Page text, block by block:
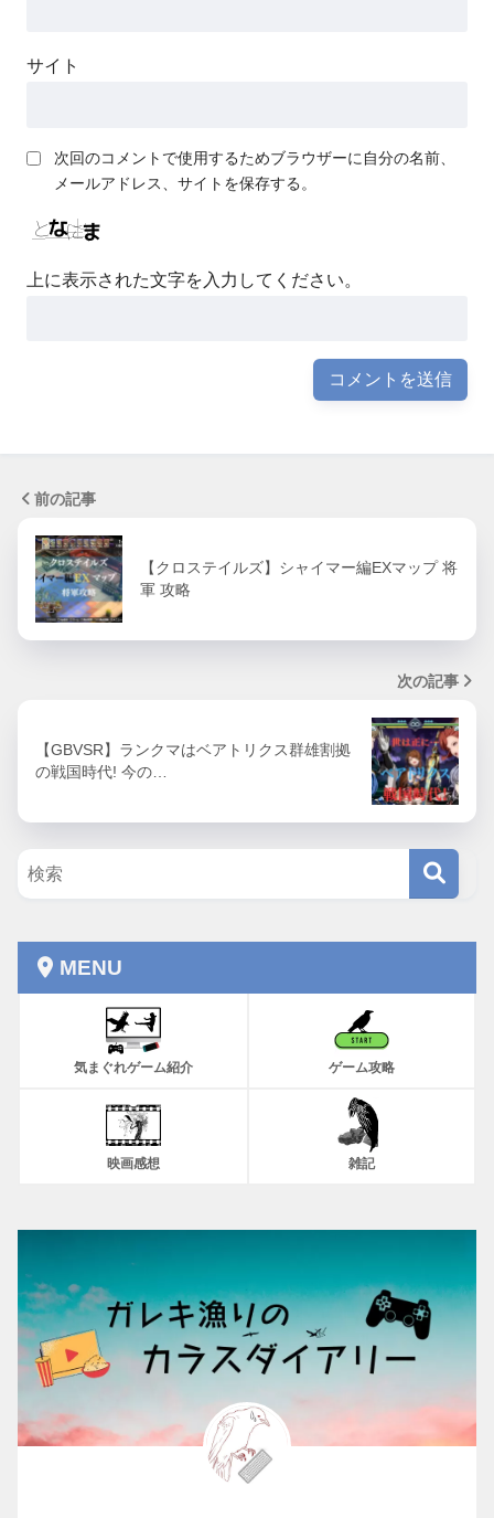
サイト
次回のコメントで使用するためブラウザーに自分の名前、
メールアドレス、サイトを保存する。
上に表示された文字を入力してください。
前の記事
【クロステイルズ】シャイマー編EXマップ 将
軍 攻略
次の記事
【GBVSR】ランクマはベアトリクス群雄割拠
の戦国時代! 今の…
MENU
気まぐれゲーム紹介 ゲーム攻略
映画感想 雑記